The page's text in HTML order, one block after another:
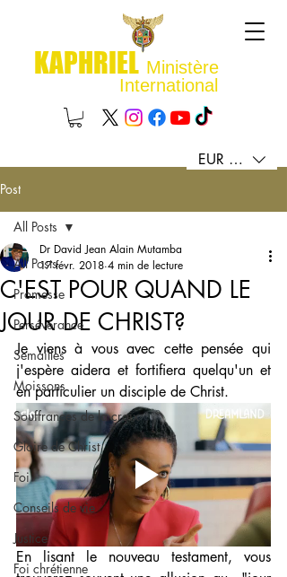
KAPHRIEL Ministère
International
EUR (€)
Post
All Posts
Promesse
Persévérance
Semailles
Moissons
Souffrances de la croix
Gloire de Christ
Foi
Conseils de vie
Justice
Foi chrétienne
All Posts
C'EST POUR QUAND LE
JOUR DE CHRIST?
Dr David Jean Alain Mutamba
17 févr. 2018 4 min de lecture
Je viens à vous avec cette pensée qui
j'espère aidera et fortifiera quelqu'un et
en particulier un disciple de Christ.
En lisant le nouveau testament, vous